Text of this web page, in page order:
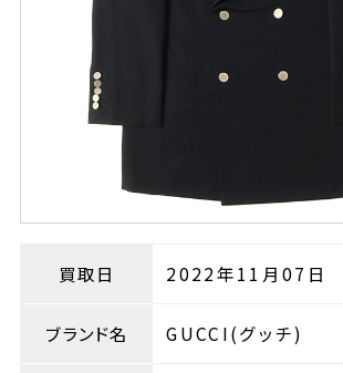
買取日 2022年11月07日
ブランド名 GUCCI(グッチ)